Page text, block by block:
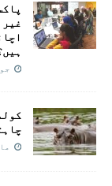
جون 15,